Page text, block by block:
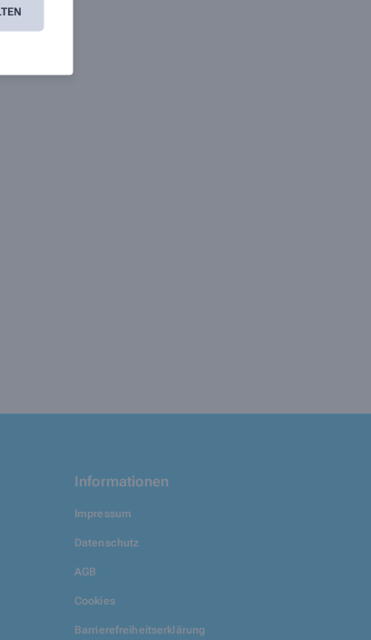
Informationen
Impressum
Datenschutz
AGB
Cookies
Barrierefreiheitserklärung